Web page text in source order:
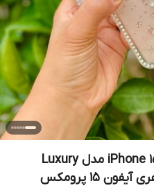
قاب گوشی آیفون iPhone 15 Pro Max مدل Luxury